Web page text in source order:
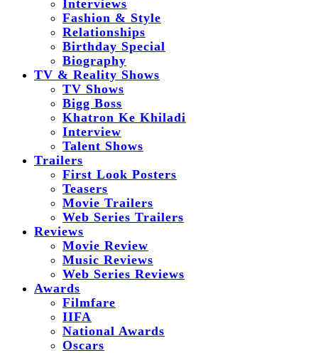
Interviews
Fashion & Style
Relationships
Birthday Special
Biography
TV & Reality Shows
TV Shows
Bigg Boss
Khatron Ke Khiladi
Interview
Talent Shows
Trailers
First Look Posters
Teasers
Movie Trailers
Web Series Trailers
Reviews
Movie Review
Music Reviews
Web Series Reviews
Awards
Filmfare
IIFA
National Awards
Oscars